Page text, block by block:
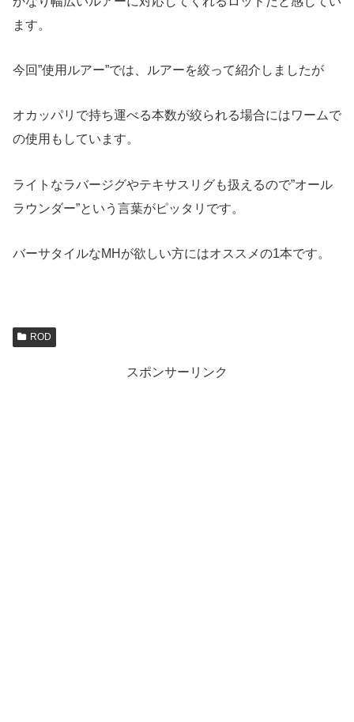
ます。
今回”使用ルアー”では、ルアーを絞って紹介しましたが
オカッパリで持ち運べる本数が絞られる場合にはワームで
の使用もしています。
ライトなラバージグやテキサスリグも扱えるので”オール
ラウンダー”という言葉がピッタリです。
バーサタイルなMHが欲しい方にはオススメの1本です。
ROD
スポンサーリンク